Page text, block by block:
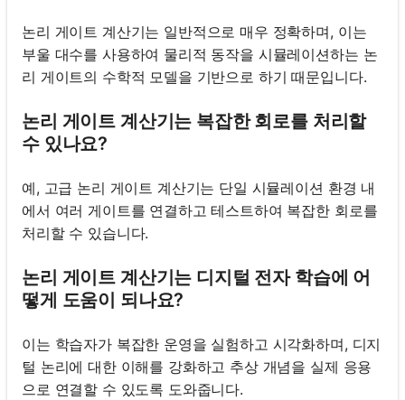
논리 게이트 계산기는 일반적으로 매우 정확하며, 이는
부울 대수를 사용하여 물리적 동작을 시뮬레이션하는 논
리 게이트의 수학적 모델을 기반으로 하기 때문입니다.
논리 게이트 계산기는 복잡한 회로를 처리할
수 있나요?
예, 고급 논리 게이트 계산기는 단일 시뮬레이션 환경 내
에서 여러 게이트를 연결하고 테스트하여 복잡한 회로를
처리할 수 있습니다.
논리 게이트 계산기는 디지털 전자 학습에 어
떻게 도움이 되나요?
이는 학습자가 복잡한 운영을 실험하고 시각화하며, 디지
털 논리에 대한 이해를 강화하고 추상 개념을 실제 응용
으로 연결할 수 있도록 도와줍니다.